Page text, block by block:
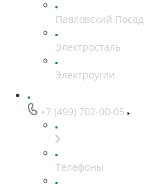
Павловский Посад
Электросталь
Электроугли
+7 (499) 702-00-05
Телефоны